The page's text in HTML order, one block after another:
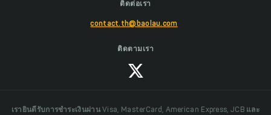
ติดต่อเรา
contact.th@baolau.com
ติดตามเรา
เรายินดีรับการชำระเงินผ่าน Visa, MasterCard, American Express, JCB และ